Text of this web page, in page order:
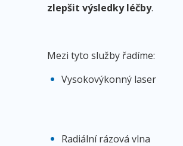
zlepšit výsledky léčby.
Mezi tyto služby řadíme:
Vysokovýkonný
Radiální rázová vlna